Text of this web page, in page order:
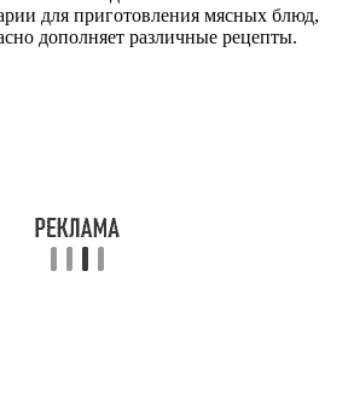
для приготовления мясных блюд,
дополняет различные рецепты.